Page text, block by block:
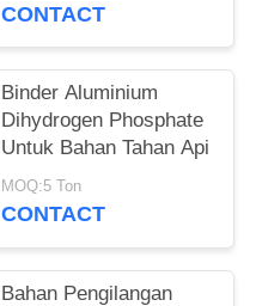
CONTACT
Binder Aluminium
Dihydrogen Phosphate
Untuk Bahan Tahan Api
MOQ:5 Ton
CONTACT
Bahan Pengilangan